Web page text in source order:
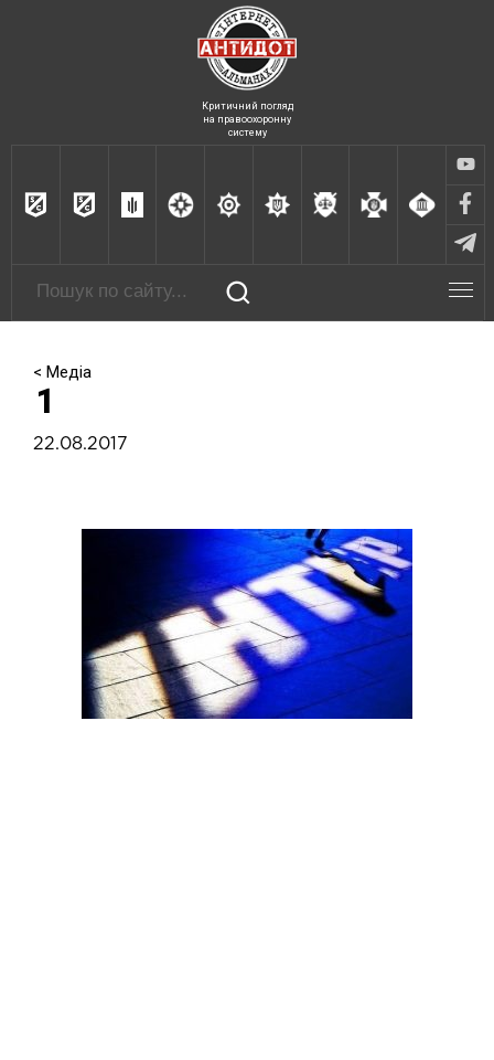
Критичний погляд
на правоохоронну
систему
< Медіа
1
22.08.2017